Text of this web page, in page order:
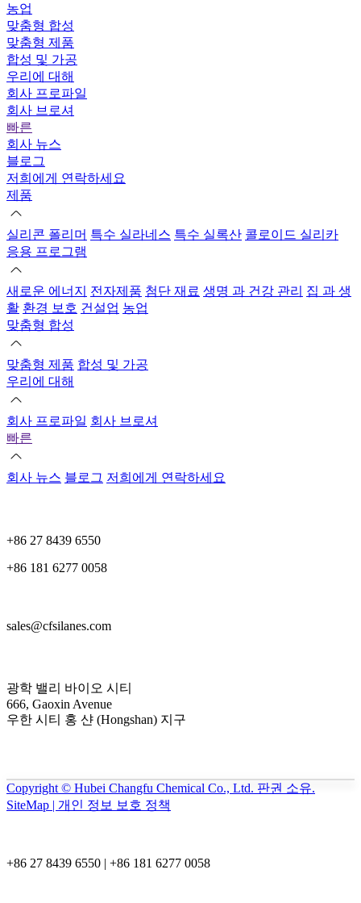
농업
맞춤형 합성
맞춤형 제품
합성 및 가공
우리에 대해
회사 프로파일
회사 브로셔
빠른
회사 뉴스
블로그
저희에게 연락하세요
제품
실리콘 폴리머 특수 실라네스 특수 실록산 콜로이드 실리카
응용 프로그램
새로운 에너지 전자제품 첨단 재료 생명 과 건강 관리 집 과 생
활 환경 보호 건설업 농업
맞춤형 합성
맞춤형 제품 합성 및 가공
우리에 대해
회사 프로파일 회사 브로셔
빠른
회사 뉴스 블로그 저희에게 연락하세요
+86 27 8439 6550
+86 181 6277 0058
sales@cfsilanes.com
광학 밸리 바이오 시티
666, Gaoxin Avenue
우한 시티 홍 샨 (Hongshan) 지구
Copyright © Hubei Changfu Chemical Co., Ltd. 판권 소유.
SiteMap | 개인 정보 보호 정책
+86 27 8439 6550 | +86 181 6277 0058